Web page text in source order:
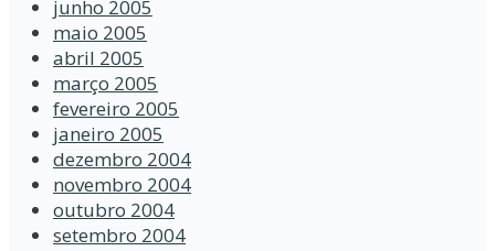
junho 2005
maio 2005
abril 2005
março 2005
fevereiro 2005
janeiro 2005
dezembro 2004
novembro 2004
outubro 2004
setembro 2004